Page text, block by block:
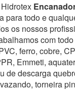
para todo e
os nossos
com
ferro, cobre,
Emmeti,
de descarga
torneira